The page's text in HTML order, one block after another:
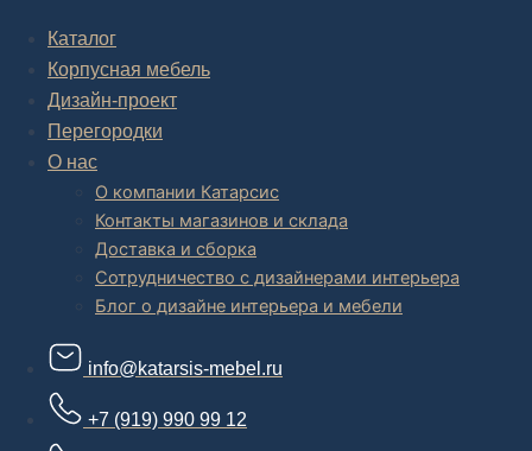
Каталог
Корпусная мебель
Дизайн-проект
Перегородки
О нас
О компании Катарсис
Контакты магазинов и склада
Доставка и сборка
Сотрудничество с дизайнерами интерьера
Блог о дизайне интерьера и мебели
info@katarsis-mebel.ru
+7 (919) 990 99 12
дизайн проекта интерьера,
В салоне мебелииинтернет магазине дизайнерской мебели
есть и готовые товары, которые можем доставить уже сегодня, и
корпусная мебель на заказ, включая кухни.